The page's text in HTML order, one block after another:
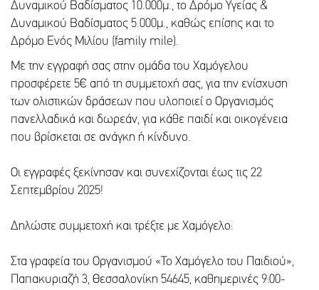
Δυναμικού Βαδίσματος 10.000μ., το Δρόμο Υγείας &
Δυναμικού Βαδίσματος 5.000μ., καθώς επίσης και το
Δρόμο Ενός Μιλίου (family mile).
Με την εγγραφή σας στην ομάδα του Χαμόγελου
προσφέρετε 5€ από τη συμμετοχή σας, για την ενίσχυση
των ολιστικών δράσεων που υλοποιεί ο Οργανισμός
πανελλαδικά και δωρεάν, για κάθε παιδί και οικογένεια
που βρίσκεται σε ανάγκη ή κίνδυνο.
Οι εγγραφές ξεκίνησαν και συνεχίζονται έως τις 22
Σεπτεμβρίου 2025!
Δηλώστε συμμετοχή και τρέξτε με Χαμόγελο:
Στα γραφεία του Οργανισμού «Το Χαμόγελο του Παιδιού»,
Παπακυριαζή 3, Θεσσαλονίκη 54645, καθημερινές 9:00-